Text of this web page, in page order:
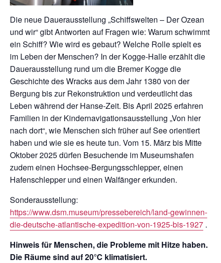
Die neue Dauerausstellung „Schiffswelten – Der Ozean
und wir“ gibt Antworten auf Fragen wie: Warum schwimmt
ein Schiff? Wie wird es gebaut? Welche Rolle spielt es
im Leben der Menschen? In der Kogge-Halle erzählt die
Dauerausstellung rund um die Bremer Kogge die
Geschichte des Wracks aus dem Jahr 1380 von der
Bergung bis zur Rekonstruktion und verdeutlicht das
Leben während der Hanse-Zeit. Bis April 2025 erfahren
Familien in der Kindernavigationsausstellung „Von hier
nach dort“, wie Menschen sich früher auf See orientiert
haben und wie sie es heute tun. Vom 15. März bis Mitte
Oktober 2025 dürfen Besuchende im Museumshafen
zudem einen Hochsee-Bergungsschlepper, einen
Hafenschlepper und einen Walfänger erkunden.
Sonderausstellung:
https://www.dsm.museum/pressebereich/land-gewinnen-
die-deutsche-atlantische-expedition-von-1925-bis-1927 .
Hinweis für Menschen, die Probleme mit Hitze haben.
Die Räume sind auf 20°C klimatisiert.